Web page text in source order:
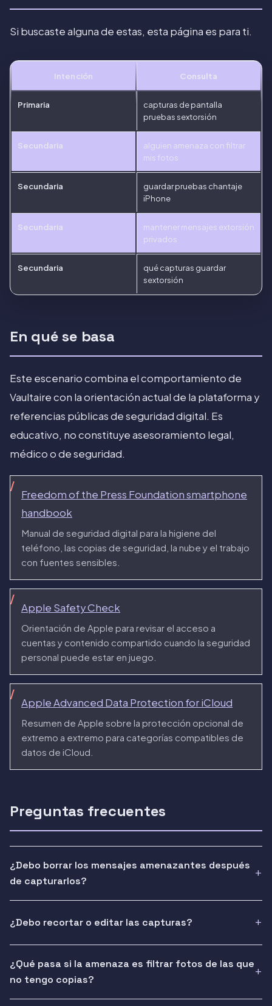
Si buscaste alguna de estas, esta página es para ti.
Intención Consulta
Primaria
capturas de pantalla
pruebas sextorsión
Secundaria
alguien amenaza con filtrar
mis fotos
Secundaria
guardar pruebas chantaje
iPhone
Secundaria
mantener mensajes extorsión
privados
Secundaria
qué capturas guardar
sextorsión
En qué se basa
Este escenario combina el comportamiento de
Vaultaire con la orientación actual de la plataforma y
referencias públicas de seguridad digital. Es
educativo, no constituye asesoramiento legal,
médico o de seguridad.
Freedom of the Press Foundation smartphone
handbook
Manual de seguridad digital para la higiene del
teléfono, las copias de seguridad, la nube y el trabajo
con fuentes sensibles.
Apple Safety Check
Orientación de Apple para revisar el acceso a
cuentas y contenido compartido cuando la seguridad
personal puede estar en juego.
Apple Advanced Data Protection for iCloud
Resumen de Apple sobre la protección opcional de
extremo a extremo para categorías compatibles de
datos de iCloud.
Preguntas frecuentes
¿Debo borrar los mensajes amenazantes después
de capturarlos?
¿Debo recortar o editar las capturas?
¿Qué pasa si la amenaza es filtrar fotos de las que
no tengo copias?